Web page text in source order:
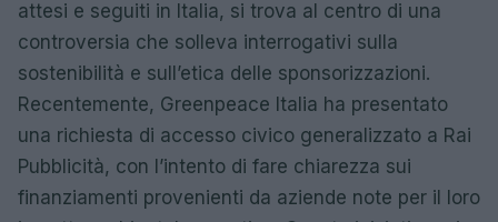
attesi e seguiti in Italia, si trova al centro di una
controversia che solleva interrogativi sulla
sostenibilità e sull’etica delle sponsorizzazioni.
Recentemente, Greenpeace Italia ha presentato
una richiesta di accesso civico generalizzato a Rai
Pubblicità, con l’intento di fare chiarezza sui
finanziamenti provenienti da aziende note per il loro